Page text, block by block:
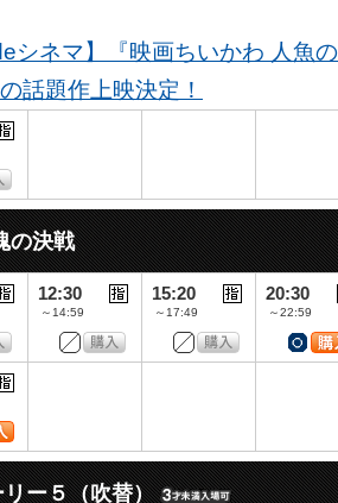
シネマ】『映画ちいかわ 人魚
話題作上映決定！
の決戦
12:30
～14:59
15:20
～17:49
20:30
～22:59
ー５（吹替）